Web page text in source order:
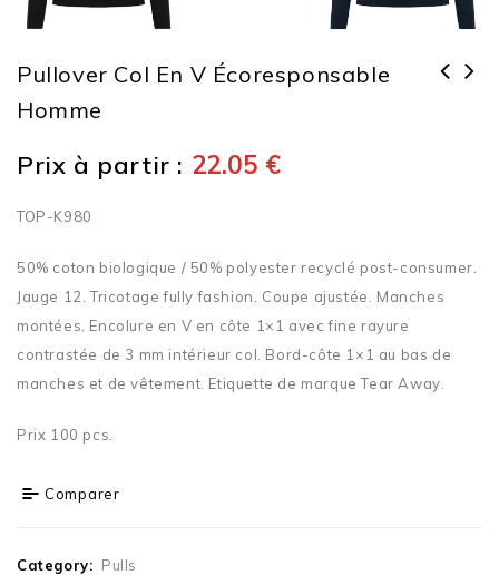
Pullover Col En V Écoresponsable
Homme
Prix à partir : 22.05 €
TOP-K980
50% coton biologique / 50% polyester recyclé post-consumer.
Jauge 12. Tricotage fully fashion. Coupe ajustée. Manches
montées. Encolure en V en côte 1×1 avec fine rayure
contrastée de 3 mm intérieur col. Bord-côte 1×1 au bas de
manches et de vêtement. Etiquette de marque Tear Away.
Prix 100 pcs.
Comparer
Category: Pulls